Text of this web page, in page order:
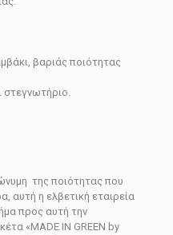
βαριάς ποιότητας
στεγνωτήριο.
της ποιότητας που
αυτή η ελβετική εταιρεία
προς αυτή την
«MADE IN GREEN by